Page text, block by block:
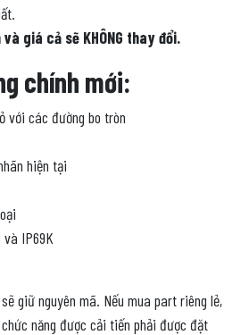
giá cả sẽ KHÔNG thay đổi.
chính mới:
với các đường bo tròn
hiện tại
và IP69K
giữ nguyên mã. Nếu mua part riêng lẻ,
năng được cải tiến phải được đặt